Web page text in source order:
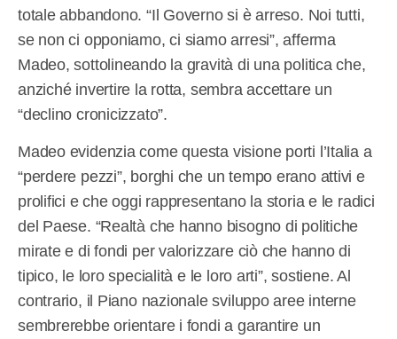
totale abbandono. “Il Governo si è arreso. Noi tutti,
se non ci opponiamo, ci siamo arresi”, afferma
Madeo, sottolineando la gravità di una politica che,
anziché invertire la rotta, sembra accettare un
“declino cronicizzato”.
Madeo evidenzia come questa visione porti l’Italia a
“perdere pezzi”, borghi che un tempo erano attivi e
prolifici e che oggi rappresentano la storia e le radici
del Paese. “Realtà che hanno bisogno di politiche
mirate e di fondi per valorizzare ciò che hanno di
tipico, le loro specialità e le loro arti”, sostiene. Al
contrario, il Piano nazionale sviluppo aree interne
sembrerebbe orientare i fondi a garantire un